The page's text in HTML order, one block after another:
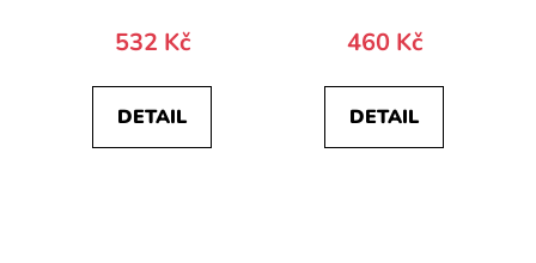
532 Kč
DETAIL
460 Kč
DETAIL